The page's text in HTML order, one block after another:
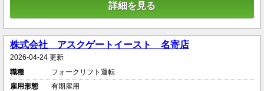
詳細を見る
株式会社 アスクゲートイースト 名寄店
2026-04-24 更新
職種
フォークリフト運転
雇用形態
有期雇用